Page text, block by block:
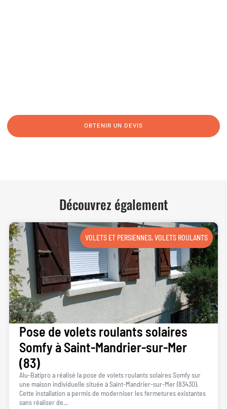
OBTENIR UN DEVIS
Découvrez également
VOLETS ET PERSIENNES,VOLETS ROULANTS
Pose de volets roulants solaires
Somfy à Saint-Mandrier-sur-Mer
(83)
Alu-Batipro a réalisé la pose de volets roulants solaires Somfy sur
une maison individuelle située à Saint-Mandrier-sur-Mer (83430).
Cette installation a permis de moderniser les fermetures existantes
sans réaliser de...